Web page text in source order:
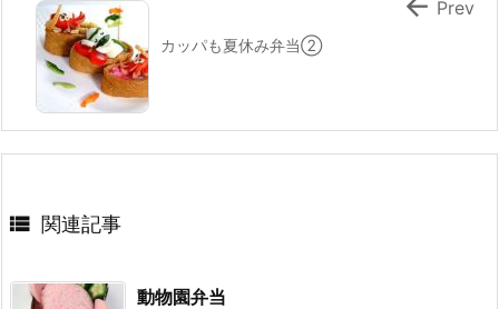
カッパも夏休み弁当②
Prev
 関連記事
動物園弁当